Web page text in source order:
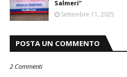
Salmeri”
Settembre 11, 2025
POSTA UN COMMENTO
2 Commenti